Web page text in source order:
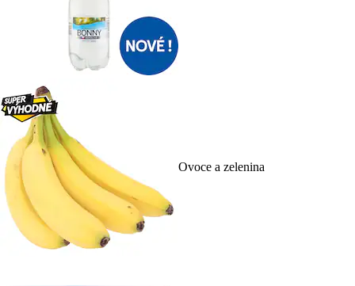
Ovoce a zelenina